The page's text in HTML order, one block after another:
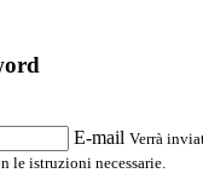
E-mail Verrà
le istruzioni necessarie.